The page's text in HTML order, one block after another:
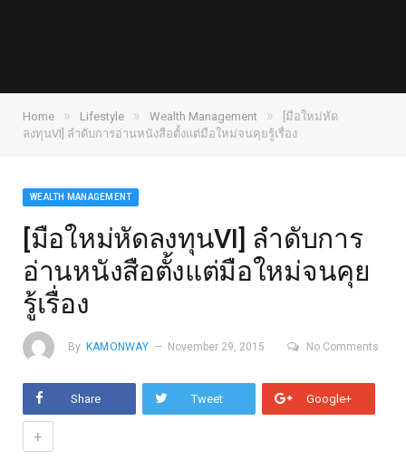
Home » Lifestyle » Wealth Management »
[มือใหม่หัด
ลงทุนVI] ลำดับการอ่านหนังสือตั้งแต่มือใหม่จนคุยรู้เรื่อง
WEALTH MANAGEMENT
[มือใหม่หัดลงทุนVI] ลำดับการ
อ่านหนังสือตั้งแต่มือใหม่จนคุย
รู้เรื่อง
By KAMONWAY November 29, 2015 No Comments
Share Tweet Google+
+